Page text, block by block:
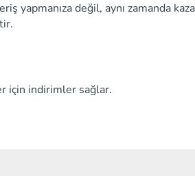
yapmanıza değil, aynı zamanda
için indirimler sağlar.